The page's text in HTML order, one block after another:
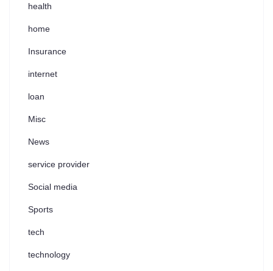
health
home
Insurance
internet
loan
Misc
News
service provider
Social media
Sports
tech
technology